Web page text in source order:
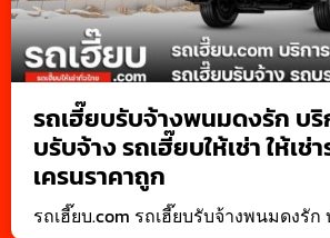
รถเฮี๊ยบรับจ้างพนมดงรัก บริ
บรับจ้าง รถเฮี๊ยบให้เช่า ให้เ
เครนราคาถูก
รถเฮี๊ยบ.com รถเฮี๊ยบรับจ้างพนมดงรัก